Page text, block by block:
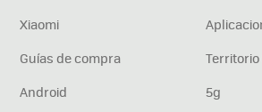
Xiaomi
Guías de compra
Android
5g